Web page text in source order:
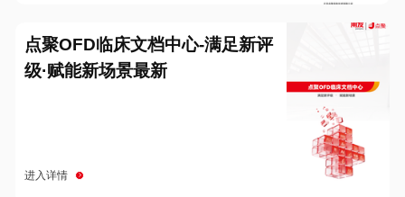
点聚OFD临床文档中心-满足新评
级·赋能新场景最新
进入详情